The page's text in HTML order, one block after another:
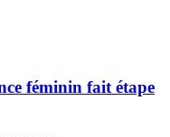
féminin fait étape